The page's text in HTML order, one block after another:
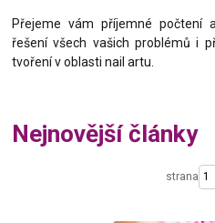
Přejeme vám příjemné počtení
řešení všech vašich problémů i
tvoření v oblasti nail artu.
Nejnovější články
strana